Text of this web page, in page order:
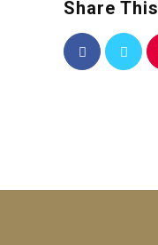
Share This